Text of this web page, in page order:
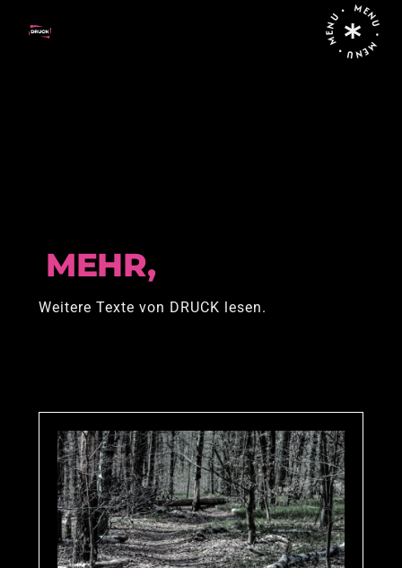
MENU • MENU • MENU •
MEHR,
Weitere Texte von DRUCK lesen.